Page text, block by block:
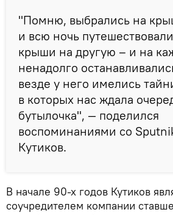
"Помню, выбрались на
и всю ночь
крыши на другую – и на
ненадолго
везде у него имелись
в которых нас ждала
бутылочка", — поделился
воспоминаниями со
Кутиков.
В начале 90-х годов Кутиков
соучредителем компании